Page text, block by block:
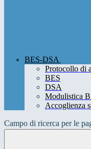
BES-DSA
Protocollo di
BES
DSA
Modulistica
Accoglienza
Campo di ricerca per le